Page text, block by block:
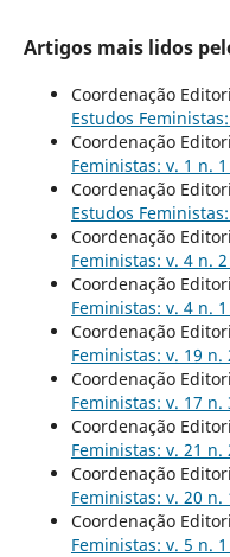
Artigos mais lidos
Coordenação
Estudos
Coordenação
Feministas: v. 1 n.
Coordenação
Estudos
Coordenação
Feministas: v. 4 n.
Coordenação
Feministas: v. 4 n.
Coordenação
Feministas: v. 19 n.
Coordenação
Feministas: v. 17 n.
Coordenação
Feministas: v. 21 n.
Coordenação
Feministas: v. 20 n.
Coordenação
Feministas: v. 5 n.